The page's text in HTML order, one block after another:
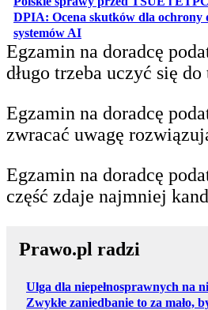
DPIA: Ocena skutków dla ochrony
systemów AIotwiera się w nowej
Egzamin na doradcę
długo trzeba uczyć się do
Egzamin na doradcę
zwracać uwagę
Egzamin na doradcę
część zdaje najmniej
Prawo.pl radzi
Ulga dla niepełnosprawnych na
Zwykłe zaniedbanie to za mało,